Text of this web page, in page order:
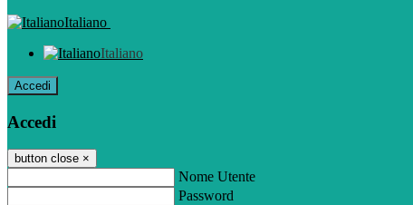
Italiano
Italiano
Accedi
Accedi
button close ×
Nome Utente
Password